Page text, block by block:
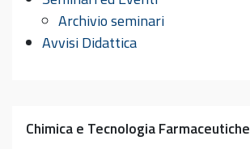
Archivio seminari
Avvisi Didattica
Chimica e Tecnologia Farmaceutiche